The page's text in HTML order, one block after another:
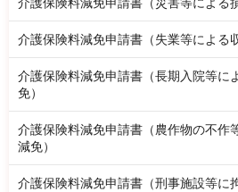
介護保険料減免申請書（災害等による
介護保険料減免申請書（失業等による
介護保険料減免申請書（長期入院等に
免）
介護保険料減免申請書（農作物の不作
減免）
介護保険料減免申請書（刑事施設等に